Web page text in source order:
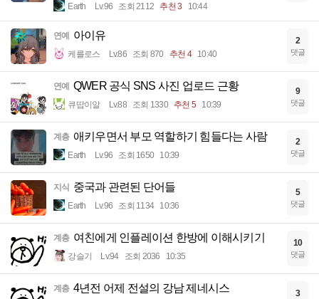
Earth Lv.96 조회 2112 추천 3 10:44
연예 아이유
케를로스 Lv.86 조회 870 추천 4 10:40
2
댓글
연예 QWER 공식 SNS 사진 업로드 근황
큐땁이알 Lv.88 조회 1330 추천 5 10:39
9
댓글
계층 애키우면서 부모 역할하기 힘들다는 사람
Earth Lv.96 조회 1650 10:39
2
댓글
지식 중국과 관련된 단어들
Earth Lv.96 조회 1134 10:36
5
댓글
계층 여친에게 인플레이션 한방에 이해시키기
강슬기 Lv.94 조회 2036 10:35
10
댓글
계층 4년전 어제 전설의 강남 제네시스 3